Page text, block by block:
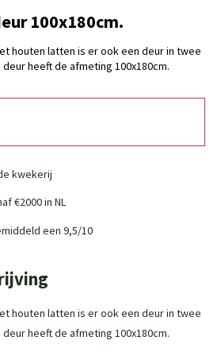
100x180cm.
houten latten is er ook een deur in twee
heeft de afmeting 100x180cm.
kwekerij
€2000 in NL
een 9,5/10
houten latten is er ook een deur in twee
heeft de afmeting 100x180cm.